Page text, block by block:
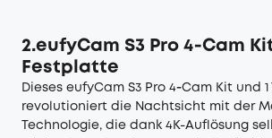
2.eufyCam S3 Pro 4‑Cam
Festplatte
Dieses eufyCam S3 Pro 4‑Cam Kit und
revolutioniert die Nachtsicht mit der
Technologie, die dank 4K-Auflösung